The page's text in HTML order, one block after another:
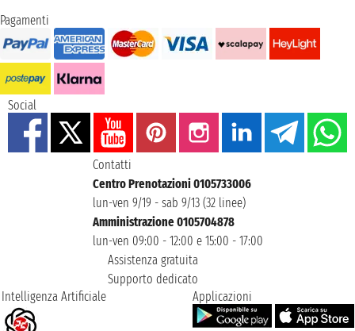
Pagamenti
Social
Contatti
Centro Prenotazioni 0105733006
lun-ven 9/19 - sab 9/13 (32 linee)
Amministrazione 0105704878
lun-ven 09:00 - 12:00 e 15:00 - 17:00
Assistenza gratuita
Supporto dedicato
Intelligenza Artificiale
Applicazioni